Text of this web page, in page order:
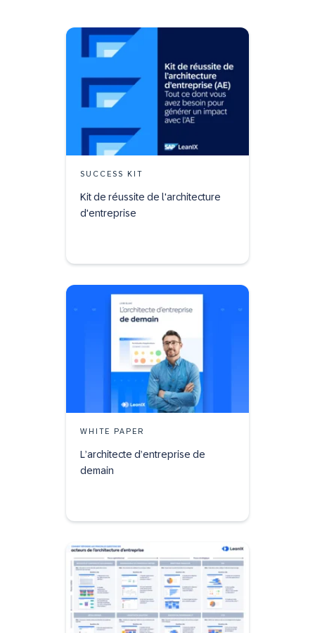
SUCCESS KIT
Kit de réussite de l'architecture
d'entreprise
WHITE PAPER
L’architecte d’entreprise de
demain